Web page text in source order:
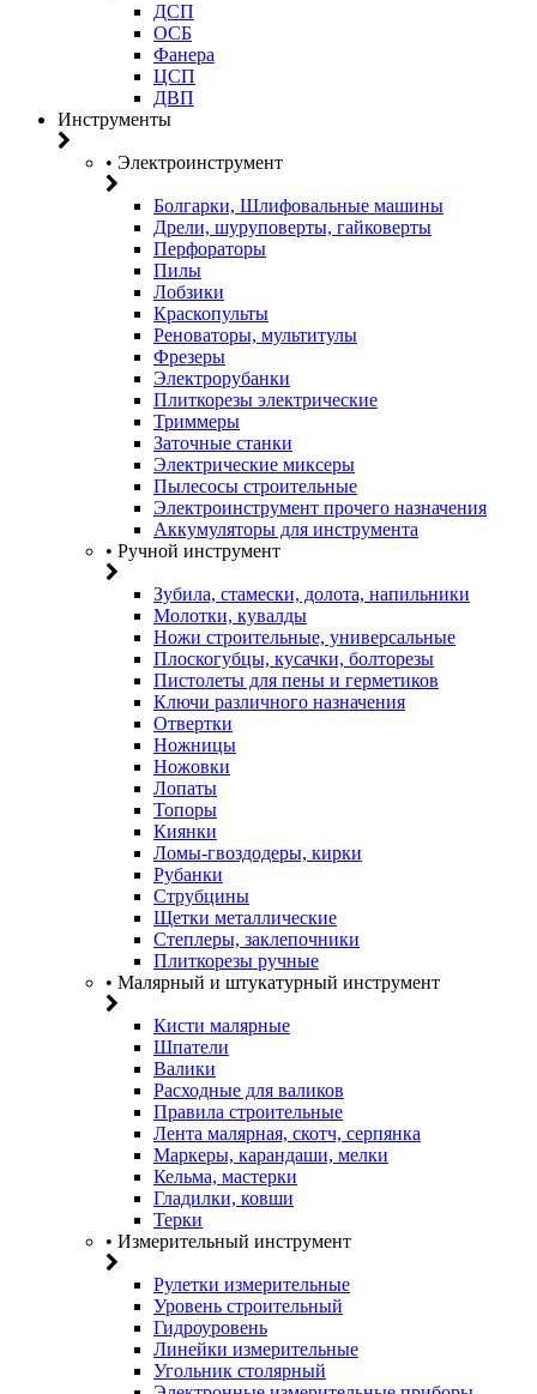
ДСП
ОСБ
Фанера
ЦСП
ДВП
Инструменты
• Электроинструмент
Болгарки, Шлифовальные машины
Дрели, шуруповерты, гайковерты
Перфораторы
Пилы
Лобзики
Краскопульты
Реноваторы, мультитулы
Фрезеры
Электрорубанки
Плиткорезы электрические
Триммеры
Заточные станки
Электрические миксеры
Пылесосы строительные
Электроинструмент прочего назначения
Аккумуляторы для инструмента
• Ручной инструмент
Зубила, стамески, долота, напильники
Молотки, кувалды
Ножи строительные, универсальные
Плоскогубцы, кусачки, болторезы
Пистолеты для пены и герметиков
Ключи различного назначения
Отвертки
Ножницы
Ножовки
Лопаты
Топоры
Киянки
Ломы-гвоздодеры, кирки
Рубанки
Струбцины
Щетки металлические
Степлеры, заклепочники
Плиткорезы ручные
• Малярный и штукатурный инструмент
Кисти малярные
Шпатели
Валики
Расходные для валиков
Правила строительные
Лента малярная, скотч, серпянка
Маркеры, карандаши, мелки
Кельма, мастерки
Гладилки, ковши
Терки
• Измерительный инструмент
Рулетки измерительные
Уровень строительный
Гидроуровень
Линейки измерительные
Угольник столярный